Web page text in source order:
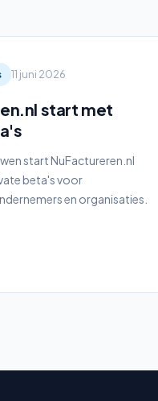
11 juni 2026
start met
start NuFactureren.nl
beta's voor
en organisaties.